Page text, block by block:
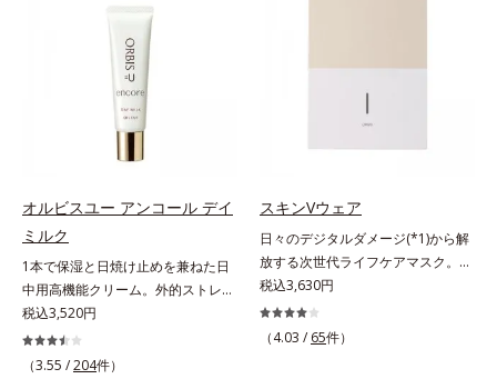
2022年12月22日時点で、科学文献
データベースPubMed及びGoogle
scholarにより国内化粧品業界にお
いて該当文献がないことを確認（ポ
ーラ化成研究所調べ）
ース及び先行技術調査による当社調
べ*5 オトギリソウエキス配合＝肌
にうるおいを与え、うるおいに満ち
目し、肌荒れを予防しながらうるお
いに満ちた美しい肌へと導きます。
ポーラ・オルビスグループ独自の肌
荒れ防止有効成分として、「DF-パ
ンテノール(*3)」を国内唯一(*4)、
高濃度で配合。角層のバリア機能に
アプローチして肌荒れを防ぎ、肌不
て、独自研究に基づいたアプローチ
(*5)」。肌のうるおいを引き出し・
高めて、ハリ感あふれる肌へと導き
ます。うるおいに満ちたゆらがない
肌をご体感いただくために設計され
た3ステップで、いつも力強く美し
くあり続けるあなたを応援します。
毎日使いたくなる極上のつけごこ
ち。さらに、塗るたびにうれしいス
機能を維持する白様雪(R)エキス(*2)
とアルニカ花エキス(*3)が、紫外線
ダメージ(*4)にもゆらぎにくいすこ
やかな肌に整え、ローズヒップエキ
ス(*5)と浸透型コラーゲン(*6)が透
明感を引き出し、肌のハリ感をサポ
ートします。スーパーウォータープ
オルビスユー アンコール デイ
ミルク
1本で保湿と日焼け止めを兼ねた日
中用高機能クリーム。外的ストレス
(*5)から肌を徹底ガード。諦めかけ
ていたハリ不足、うるおい低下に先
端科学ケア(*1)でアプローチするエ
税込3,520円
（3.55 /204件）
スキンVウェア
日々のデジタルダメージ(*1)から解
放する次世代ライフケアマスク。手
放せない存在となったPCやスマー
トフォンなどのデジタルデバイス。
現代人のライフスタイルでは、1日
税込3,630円
（4.03 / 65件）